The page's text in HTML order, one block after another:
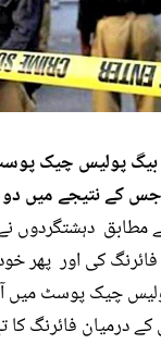
پولیس چیک
کے نتیجے میں دو
مطابق دہشتگردوں
کی اور پھر
چیک پوسٹ میں
درمیان فائرنگ کا